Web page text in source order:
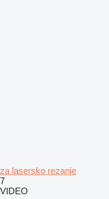
za lasersko rezanje
7
VIDEO